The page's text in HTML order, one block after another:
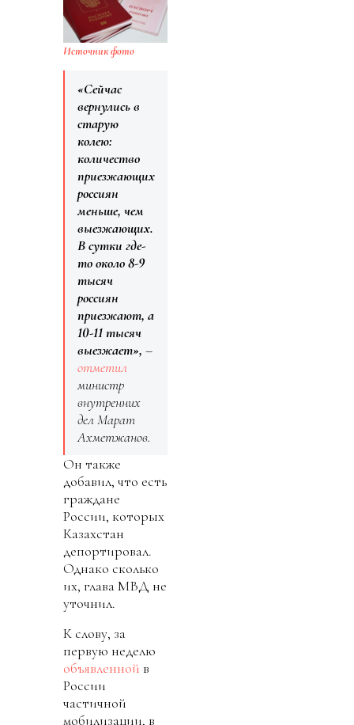
Источник фото
«Сейчас
вернулись в
старую
колею:
количество
приезжающих
россиян
меньше, чем
выезжающих.
В сутки где-
то около 8-9
тысяч
россиян
приезжают, а
10-11 тысяч
выезжает», –
отметил
министр
внутренних
дел Марат
Ахметжанов.
Он также
добавил, что есть
граждане
России, которых
Казахстан
депортировал.
Однако сколько
их, глава МВД не
уточнил.
К слову, за
первую неделю
объявленной в
России
частичной
мобилизации, в